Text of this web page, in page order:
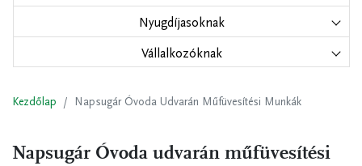
Nyugdíjasoknak
Vállalkozóknak
Kezdőlap Napsugár Óvoda Udvarán Műfüvesítési Munkák
Napsugár Óvoda udvarán műfüvesítési